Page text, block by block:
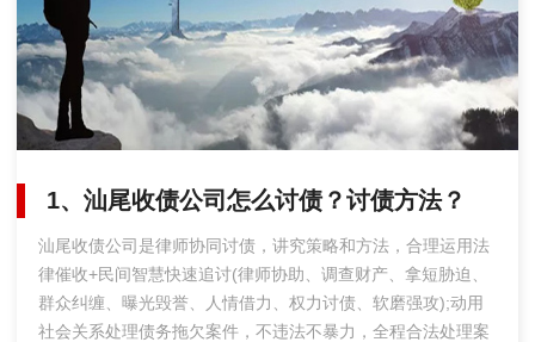
1、汕尾收债公司怎么讨债？讨债方法？
汕尾收债公司是律师协同讨债，讲究策略和方法，合理运用法
律催收+民间智慧快速追讨(律师协助、调查财产、拿短胁迫、
群众纠缠、曝光毁誉、人情借力、权力讨债、软磨强攻);动用
社会关系处理债务拖欠案件，不违法不暴力，全程合法处理案